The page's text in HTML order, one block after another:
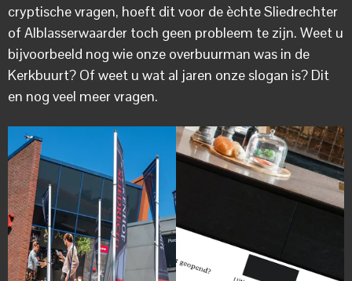
cryptische vragen, hoeft dit voor de èchte Sliedrechter
of Alblasserwaarder toch geen probleem te zijn. Weet u
bijvoorbeeld nog wie onze overbuurman was in de
Kerkbuurt? Of weet u wat al jaren onze slogan is? Dit
en nog veel meer vragen.